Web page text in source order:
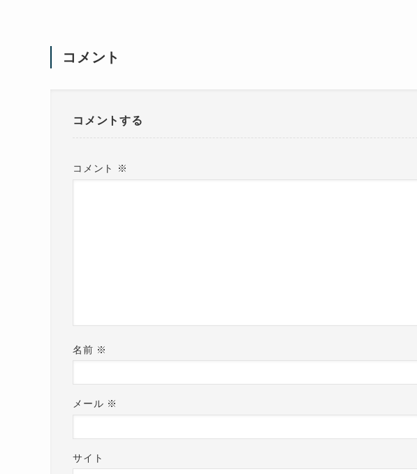
コメント
コメントする
コメント ※
名前 ※
メール ※
サイト